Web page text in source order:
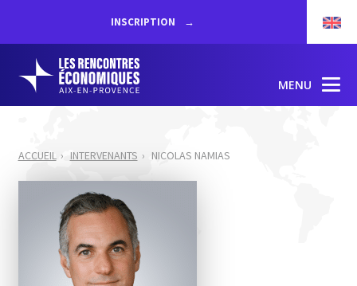
INSCRIPTION
MENU
ACCUEIL INTERVENANTS NICOLAS NAMIAS